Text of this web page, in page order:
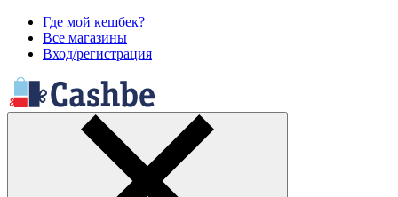
Где мой кешбек?
Все магазины
Вход/регистрация